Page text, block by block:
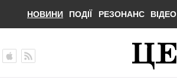
НОВИНИ ПОДІЇ РЕЗОНАНС ВІДЕО